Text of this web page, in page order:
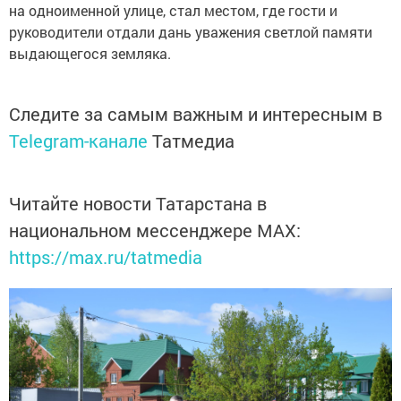
на одноименной улице, стал местом, где гости и
руководители отдали дань уважения светлой памяти
выдающегося земляка.
Следите за самым важным и интересным в
Telegram-канале Татмедиа
Читайте новости Татарстана в
национальном мессенджере MАХ:
https://max.ru/tatmedia